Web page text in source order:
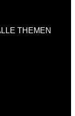
THEMEN